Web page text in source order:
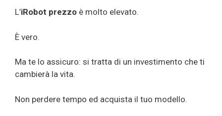
L’iRobot prezzo è molto elevato.
È vero.
Ma te lo assicuro: si tratta di un investimento che ti
cambierà la vita.
Non perdere tempo ed acquista il tuo modello.